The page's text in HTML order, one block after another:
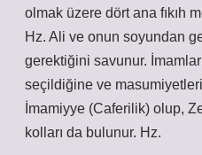
olmak üzere dört ana fıkıh
Hz. Ali ve onun soyundan
gerektiğini savunur.
seçildiğine ve
İmamiyye (Caferilik) olup,
kolları da bulunur. Hz.